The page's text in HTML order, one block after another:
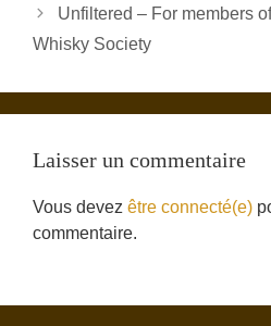
Unfiltered – For members
Whisky Society
Laisser un commentaire
Vous devez être connecté(e)
commentaire.